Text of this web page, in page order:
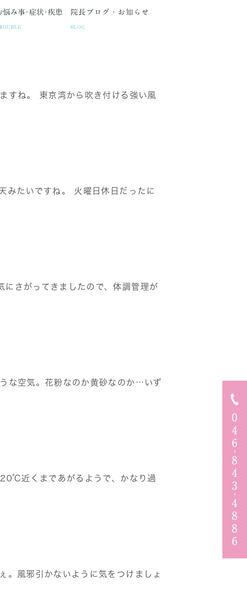
診療時間・アクセス
生理痛 更年期障害
悩み事･症状･疾患
各種検査
院長ブログ・お知らせ
BLOG
すね。 東京湾から吹き付ける強い風
みたいですね。 火曜日休日だったに
さがってきましたので、体調管理が
な空気。花粉なのか黄砂なのか…いず
近くまであがるようで、かなり過
。風邪引かないように気をつけましょ